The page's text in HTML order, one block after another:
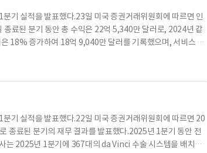
우, (c) 회사가 법인과 합병하거나 통합되는 경우, (d) 주주들
5월 1일 주주 총회에서 6개의 제안에 대해 투표를 진행하였으
하는 것이었으며, 모든 후보가 선출됐다.두 번째 제안은 회사
표가 찬성하여 승인됐다.세 번째 제안은 2025년 12
기 실적을 발표했다.23일 미국 증권거래위원회에 따르면 인
료된 분기 동안 총 수익은 22억 5,340만 달러로, 2024년 같
18% 증가하여 18억 9,040만 달러를 기록했으며, 서비스 수
을 통한 수술도 58% 증가하여 약 3만 700건이 시행됐다.인
나은 결과를 제공하는 데 중점을 두고 있으며, 다빈치 수술
안 367대의 다빈치 수술 시스템이 설치되었으며, 이는 2024
치 5 시스템으로, 고객들이 4세대 시스템을 교환하기 시작한
성 자산 및 투자 자산을 보유하고 있으며, 이는 2024년 12월
금 흐름과 주식 옵션 행사 및 직원 주식 구매로 인한 수익이
로 연구 개발에 투자할 계획이며, 고객의 요구에 맞춘 다양한
기 실적을 발표했다.22일 미국 증권거래위원회에 따르면 20
료된 분기의 재무 결과를 발표했다.2025년 1분기 동안 전
2025년 1분기에 367대의 da Vinci 수술 시스템을 배치했